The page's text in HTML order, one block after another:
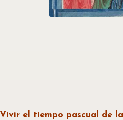
Vivir el tiempo pascual de